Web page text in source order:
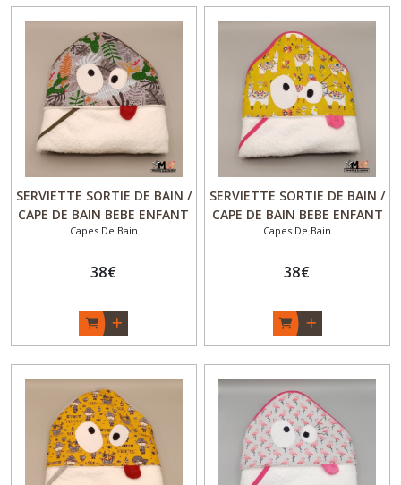
SERVIETTE SORTIE DE BAIN /
CAPE DE BAIN BEBE ENFANT
ORIGINALE Bambou Coton -
cadeau naissance Garçon -
Capes De Bain
38€
SERVIETTE SORTIE DE BAIN /
CAPE DE BAIN BEBE ENFANT
ORIGINALE - " Lama "-
BIOLOGIQUE ou Bambou
naissance Fille - Fait main -
Made in France
Capes De Bain
38€